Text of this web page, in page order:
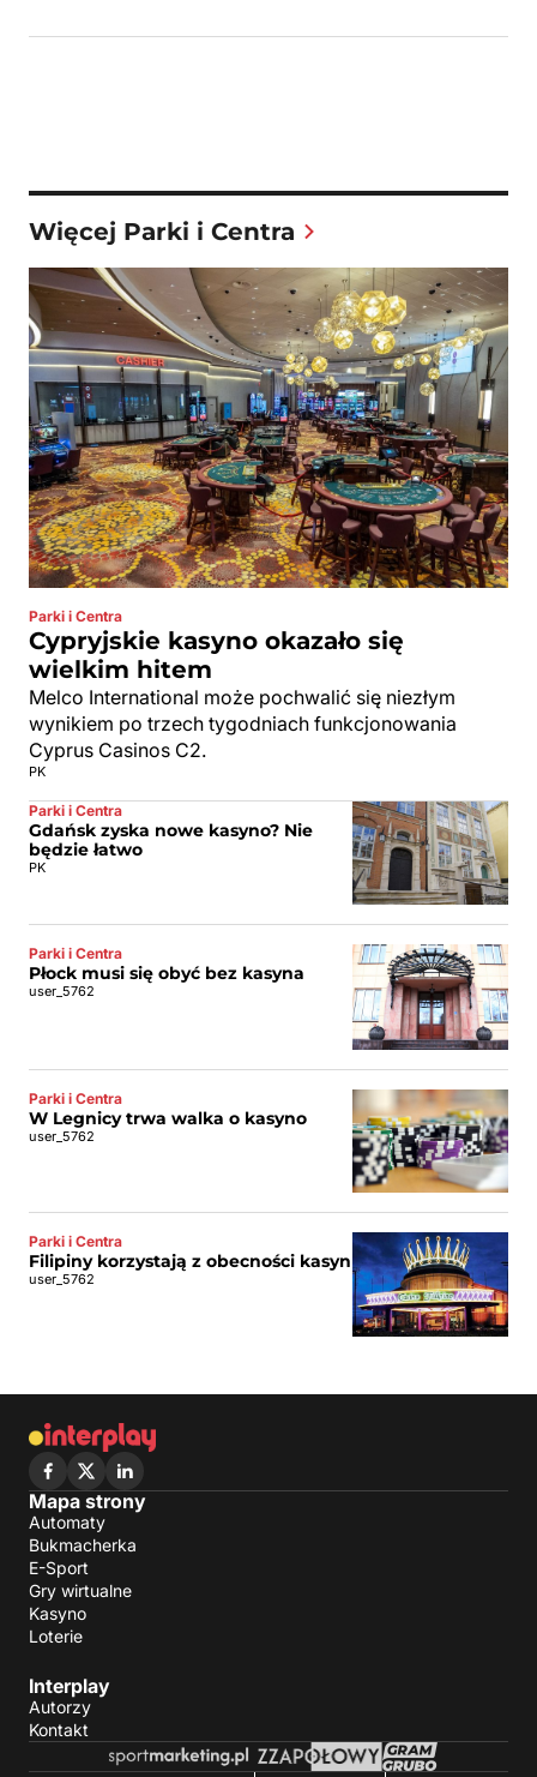
Więcej Parki i Centra
Parki i Centra
Cypryjskie kasyno okazało się
wielkim hitem
Melco International może pochwalić się niezłym
wynikiem po trzech tygodniach funkcjonowania
Cyprus Casinos C2.
PK
Parki i Centra
Gdańsk zyska nowe kasyno? Nie
będzie łatwo
PK
Parki i Centra
Płock musi się obyć bez kasyna
user_5762
Parki i Centra
W Legnicy trwa walka o kasyno
user_5762
Parki i Centra
Filipiny korzystają z obecności kasyn
user_5762
Mapa strony
Automaty
Bukmacherka
E-Sport
Gry wirtualne
Kasyno
Loterie
Interplay
Autorzy
Kontakt